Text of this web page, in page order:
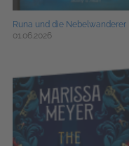
Runa und die Nebelwanderer
01.06.2026